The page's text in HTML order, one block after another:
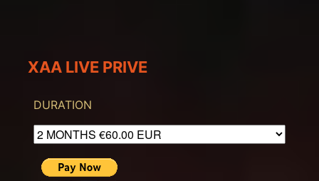
XAA LIVE PRIVE
DURATION